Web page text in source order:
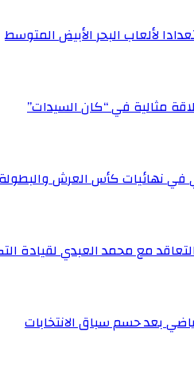
لألعاب البحر الأبيض المتوسط
مثالية في “كان السيدات”
نهائيات كأس العرش
مع محمد العبدي لقيادة
بعد حسم سباق الانتخابات